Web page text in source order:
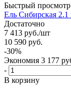
Быстрый просмотр
Ель Сибирская 2.1
Достаточно
7 413 руб./шт
10 590 руб.
-30%
Экономия 3 177
-
В корзину